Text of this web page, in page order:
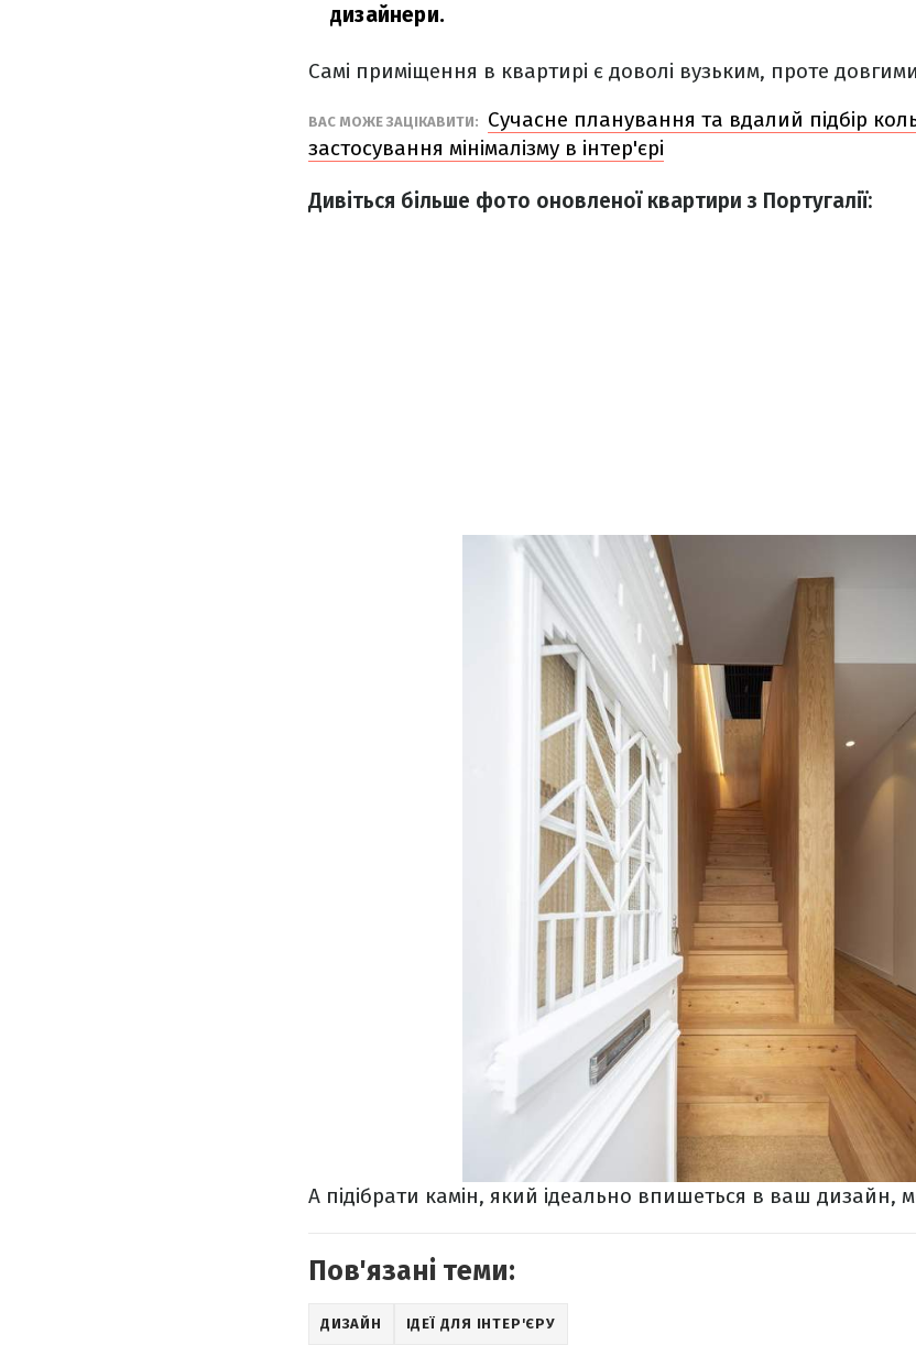
дизайнери.
Самі приміщення в квартирі є доволі вузьким, проте
ВАС МОЖЕ ЗАЦІКАВИТИ:
Сучасне планування та вдалий підбір
застосування мінімалізму в інтер'єрі
Дивіться більше фото оновленої квартири з Португалії:
А підібрати камін, який ідеально впишеться в ваш дизайн,
Пов'язані теми:
ДИЗАЙН ІДЕЇ ДЛЯ ІНТЕР'ЄРУ